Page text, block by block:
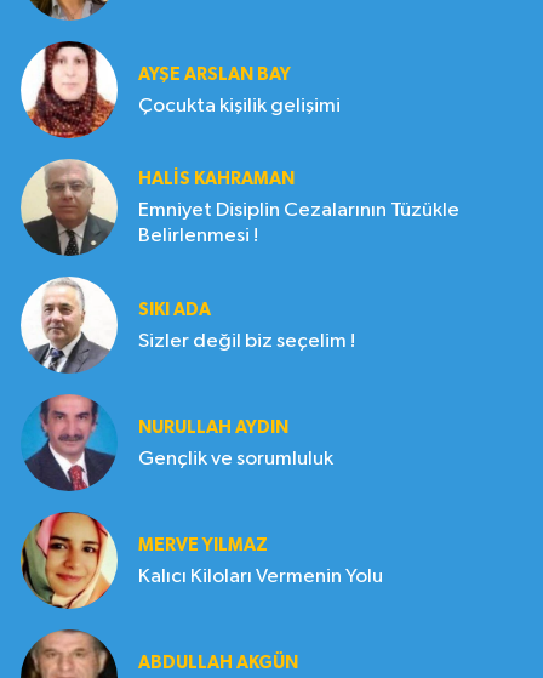
AYŞE ARSLAN BAY
Çocukta kişilik gelişimi
HALIS KAHRAMAN
Emniyet Disiplin Cezalarının Tüzükle
Belirlenmesi !
SIKI ADA
Sizler değil biz seçelim !
NURULLAH AYDIN
Gençlik ve sorumluluk
MERVE YILMAZ
Kalıcı Kiloları Vermenin Yolu
ABDULLAH AKGÜN